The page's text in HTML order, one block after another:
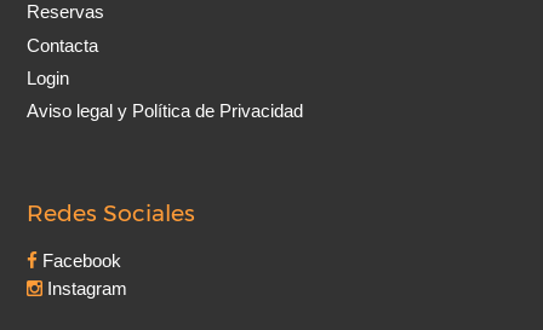
Reservas
Contacta
Login
Aviso legal y Política de Privacidad
Redes Sociales
Facebook
Instagram